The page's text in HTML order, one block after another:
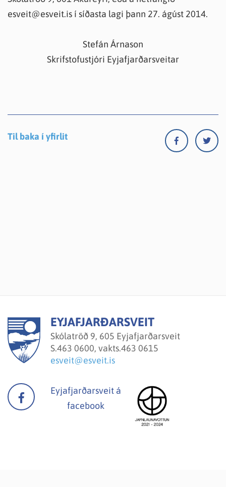
esveit@esveit.is í síðasta lagi þann 27. ágúst 2014.
Stefán Árnason
Skrifstofustjóri Eyjafjarðarsveitar
Til baka í yfirlit
EYJAFJARÐARSVEIT
Skólatröð 9, 605 Eyjafjarðarsveit
S.463 0600, vakts.463 0615
esveit@esveit.is
Eyjafjarðarsveit á
facebook